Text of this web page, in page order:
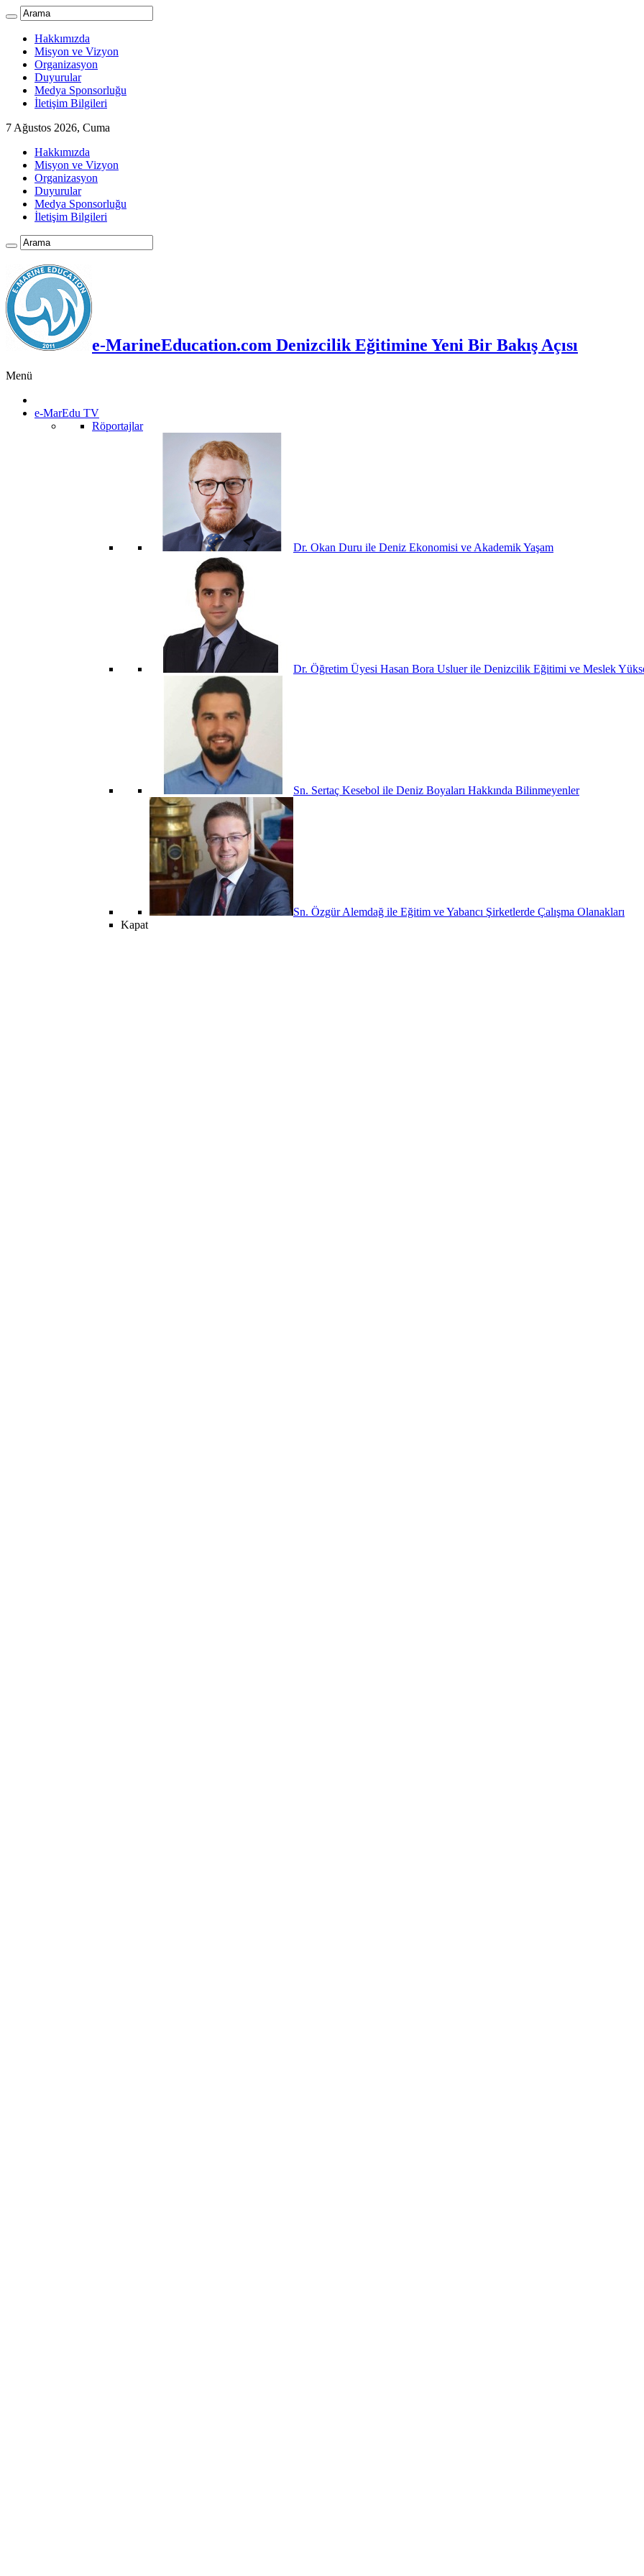
Hakkımızda
Misyon ve Vizyon
Organizasyon
Duyurular
Medya Sponsorluğu
İletişim Bilgileri
7 Ağustos 2026, Cuma
Hakkımızda
Misyon ve Vizyon
Organizasyon
Duyurular
Medya Sponsorluğu
İletişim Bilgileri
e-MarineEducation.com Denizcilik Eğitimine Yeni Bir Bakış Açısı
Menü
e-MarEdu TV
Röportajlar
Dr. Okan Duru ile Deniz Ekonomisi ve Akademik Yaşam
Dr. Öğretim Üyesi Hasan Bora Usluer ile Denizcilik Eğitimi ve Meslek
Sn. Sertaç Kesebol ile Deniz Boyaları Hakkında Bilinmeyenler
Sn. Özgür Alemdağ ile Eğitim ve Yabancı Şirketlerde Çalışma Olanakları
Kapat